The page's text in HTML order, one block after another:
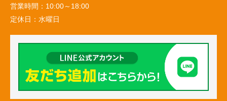
営業時間： 10:00～18:00
定休日： 水曜日